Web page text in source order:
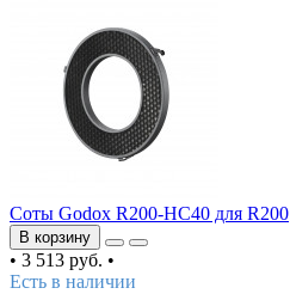
Соты Godox R200-HC40 для R200
В корзину
• 3 513 руб. •
Есть в наличии